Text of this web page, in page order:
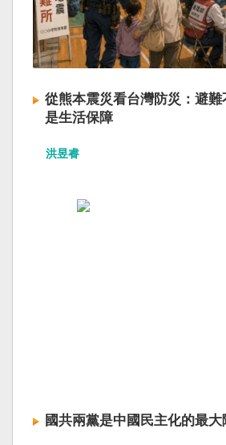
從熊本震災看台灣防災：避難
是生活保障
洪昱睿
國共兩黨是中國民主化的最大